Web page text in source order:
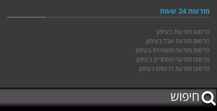
מודעות 24 שעות
פרסום מודעות בעיתון
פרסום מודעת אבל בעיתון
פרסום מודעה משפטית בעיתון
פרסום מודעה מסחרית בעיתון
פרסום מודעת דרושים בעיתון